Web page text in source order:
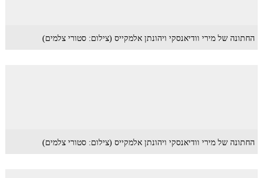
החתונה של מירי וודיאנסקי ויהונתן אלמקייס (צילום: סטורי צלמים)
החתונה של מירי וודיאנסקי ויהונתן אלמקייס (צילום: סטורי צלמים)